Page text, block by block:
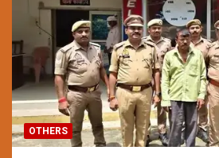
OTHERS